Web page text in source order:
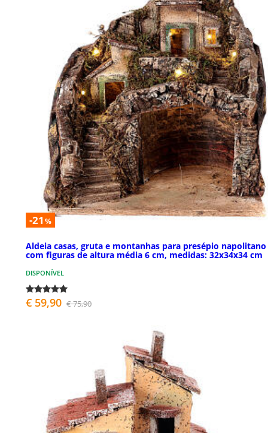
-21 %
Aldeia casas, gruta e montanhas para presépio napolitano
com figuras de altura média 6 cm, medidas: 32x34x34 cm
DISPONÍVEL
€ 59,90 € 75,90